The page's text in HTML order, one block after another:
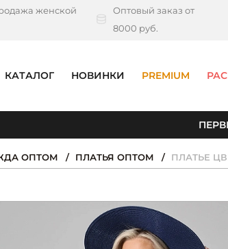
женской
Оптовый заказ от
8000 руб.
КАТАЛОГ НОВИНКИ PREMIUM
ОПТОМ ПЛАТЬЯ ОПТОМ ПЛАТЬЕ